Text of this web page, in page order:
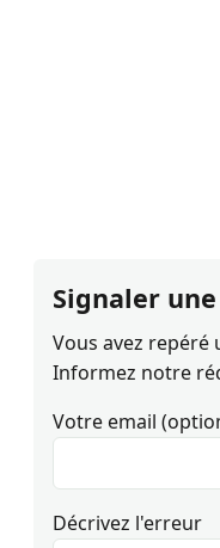
Signaler
Vous avez repéré
Informez notre
Votre email
Décrivez l'erreur